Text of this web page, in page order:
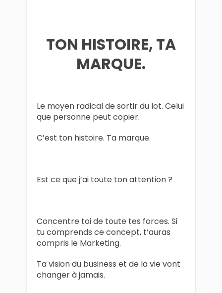
TON HISTOIRE, TA
MARQUE.
Le moyen radical de sortir du lot. Celui
que personne peut copier.
C’est ton histoire. Ta marque.
Est ce que j’ai toute ton attention ?
Concentre toi de toute tes forces. Si
tu comprends ce concept, t’auras
compris le Marketing.
Ta vision du business et de la vie vont
changer à jamais.